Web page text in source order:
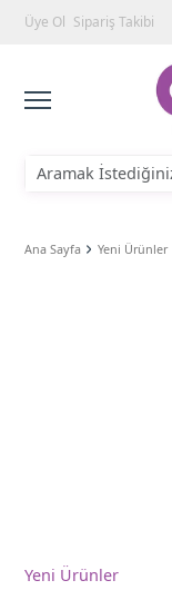
Üye Ol Sipariş Takibi
Ana Sayfa Yeni Ürünler
Yeni Ürünler